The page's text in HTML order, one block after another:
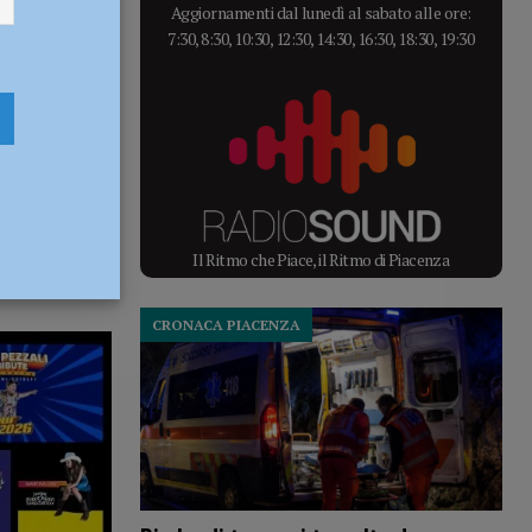
Aggiornamenti dal lunedì al sabato alle ore:
7:30, 8:30, 10:30, 12:30, 14:30, 16:30, 18:30, 19:30
Il Ritmo che Piace, il Ritmo di Piacenza
CRONACA PIACENZA